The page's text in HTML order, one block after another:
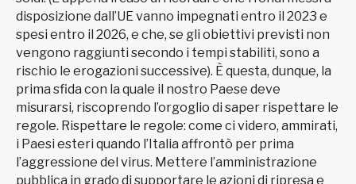
disposizione dall’UE vanno impegnati entro il 2023 e
spesi entro il 2026, e che, se gli obiettivi previsti non
vengono raggiunti secondo i tempi stabiliti, sono a
rischio le erogazioni successive). È questa, dunque, la
prima sfida con la quale il nostro Paese deve
misurarsi, riscoprendo l’orgoglio di saper rispettare le
regole. Rispettare le regole: come ci videro, ammirati,
i Paesi esteri quando l’Italia affrontò per prima
l’aggressione del virus. Mettere l’amministrazione
pubblica in grado di supportare le azioni di ripresa e